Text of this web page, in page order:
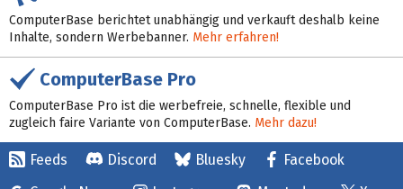
ComputerBase berichtet unabhängig und verkauft deshalb keine
Inhalte, sondern Werbebanner. Mehr erfahren!
ComputerBase Pro
ComputerBase Pro ist die werbefreie, schnelle, flexible und
zugleich faire Variante von ComputerBase. Mehr dazu!
Feeds Discord Bluesky
Facebook